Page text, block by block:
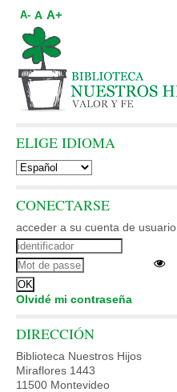
A- A A+
ELIGE IDIOMA
CONECTARSE
acceder a su cuenta de usuario
Olvidé mi contraseña
DIRECCIÓN
Biblioteca Nuestros Hijos
Miraflores 1443
11500 Montevideo